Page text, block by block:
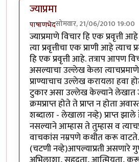
ज्याप्रमा
पाषाणभेदसोमवार, 21/06/2010 19:00
ज्याप्रमाणे विचार हि एक प्रवृत्ती
त्या प्रवृत्तीचा एक प्राणी आहे त्याच
हि एक प्रवृत्ती आहे. तत्राप आपण
असल्याचा उल्लेख केला
प्राण्याचाच उल्लेख करायला हवा
टुकार असा उल्लेख केल्याने लेखात
क्रमप्राप्त होते ते प्राप्त न होता
शब्दाला - लेखाला नव्हे) प्राप्त
नसल्याने आम्हास ते तुम्हास व
वाचकांस नम्रपणे कथीत करू वाटते.
(चटणी नव्हे)आपल्याप्रती असणारे